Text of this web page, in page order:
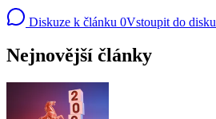
Diskuze k článku 0Vstoupit do
Nejnovější články